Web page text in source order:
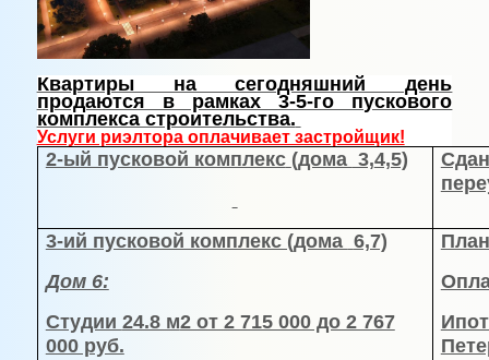
Квартиры на сегодняшний день
продаются в рамках 3-5-го пускового
комплекса строительства.
Услуги риэлтора оплачивает застройщик!
2-ый пусковой комплекс (дома 3,4,5)
3-ий пусковой комплекс (дома 6,7)
Дом 6:
Студии 24.8 м2 от 2 715 000 до 2 767
000 руб.